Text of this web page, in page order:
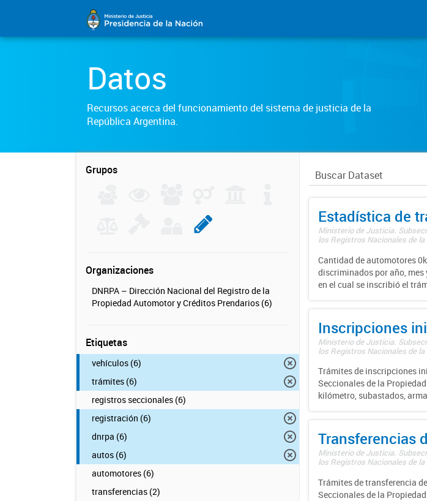
Datos
Recursos acerca del funcionamiento del sistema de justicia de la
República Argentina.
Grupos
Organizaciones
DNRPA – Dirección Nacional del Registro de la
Propiedad Automotor y Créditos Prendarios (6)
Etiquetas
vehículos (6)
trámites (6)
registros seccionales (6)
registración (6)
dnrpa (6)
autos (6)
automotores (6)
transferencias (2)
Estadística de
Ministerio de Justicia.
los Registros Nacionales de
Cantidad de automotores
discriminados por año,
en el cual se inscribió el
Inscripciones
Ministerio de Justicia.
los Registros Nacionales de
Trámites de inscripciones
Seccionales de la
kilómetro, subastados,
Transferencias
Ministerio de Justicia.
los Registros Nacionales de
Trámites de transferencia
Seccionales de la